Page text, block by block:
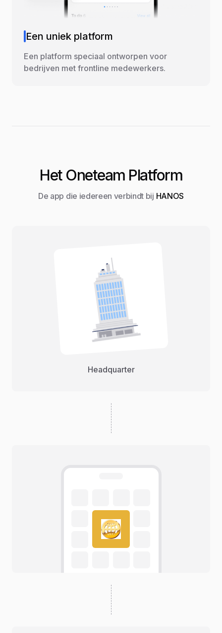
Een uniek platform
Een platform speciaal ontworpen voor
bedrijven met frontline medewerkers.
Het Oneteam Platform
De app die iedereen verbindt bij HANOS
Headquarter